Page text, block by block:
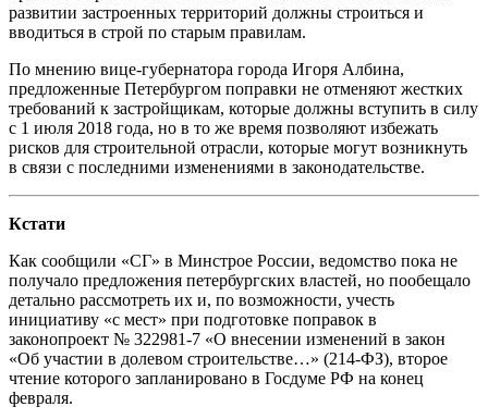
развитии застроенных территорий должны строиться и
вводиться в строй по старым правилам.
По мнению вице-губернатора города Игоря Албина,
предложенные Петербургом поправки не отменяют жестких
требований к застройщикам, которые должны вступить в силу
с 1 июля 2018 года, но в то же время позволяют избежать
рисков для строительной отрасли, которые могут возникнуть
в связи с последними изменениями в законодательстве.
Кстати
Как сообщили «СГ» в Минстрое России, ведомство пока не
получало предложения петербургских властей, но пообещало
детально рассмотреть их и, по возможности, учесть
инициативу «с мест» при подготовке поправок в
законопроект № 322981-7 «О внесении изменений в закон
«Об участии в долевом строительстве…» (214-ФЗ), второе
чтение которого запланировано в Госдуме РФ на конец
февраля.